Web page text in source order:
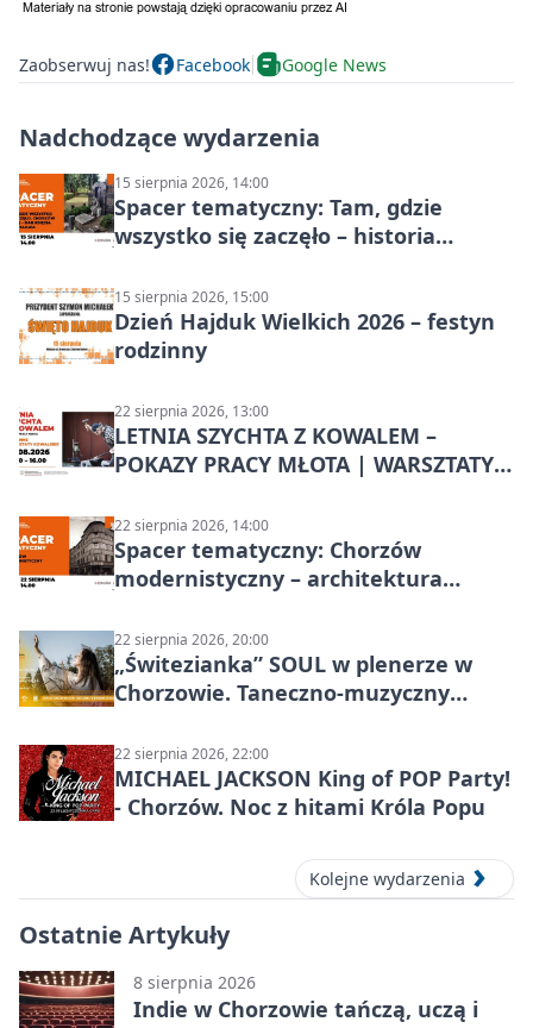
Zaobserwuj nas! Facebook Google News
Nadchodzące wydarzenia
15 sierpnia 2026, 14:00
Spacer tematyczny: Tam, gdzie
wszystko się zaczęło – historia
15 sierpnia 2026, 15:00
Dzień Hajduk Wielkich 2026 – festyn
rodzinny
22 sierpnia 2026, 13:00
LETNIA SZYCHTA Z KOWALEM –
POKAZY PRACY MŁOTA | WARSZTATY
22 sierpnia 2026, 14:00
Spacer tematyczny: Chorzów
modernistyczny – architektura
22 sierpnia 2026, 20:00
„Świtezianka” SOUL w plenerze w
Chorzowie. Taneczno-muzyczny
22 sierpnia 2026, 22:00
MICHAEL JACKSON King of POP Party!
- Chorzów. Noc z hitami Króla Popu
Kolejne wydarzenia
Ostatnie Artykuły
8 sierpnia 2026
Indie w Chorzowie tańczą, uczą i